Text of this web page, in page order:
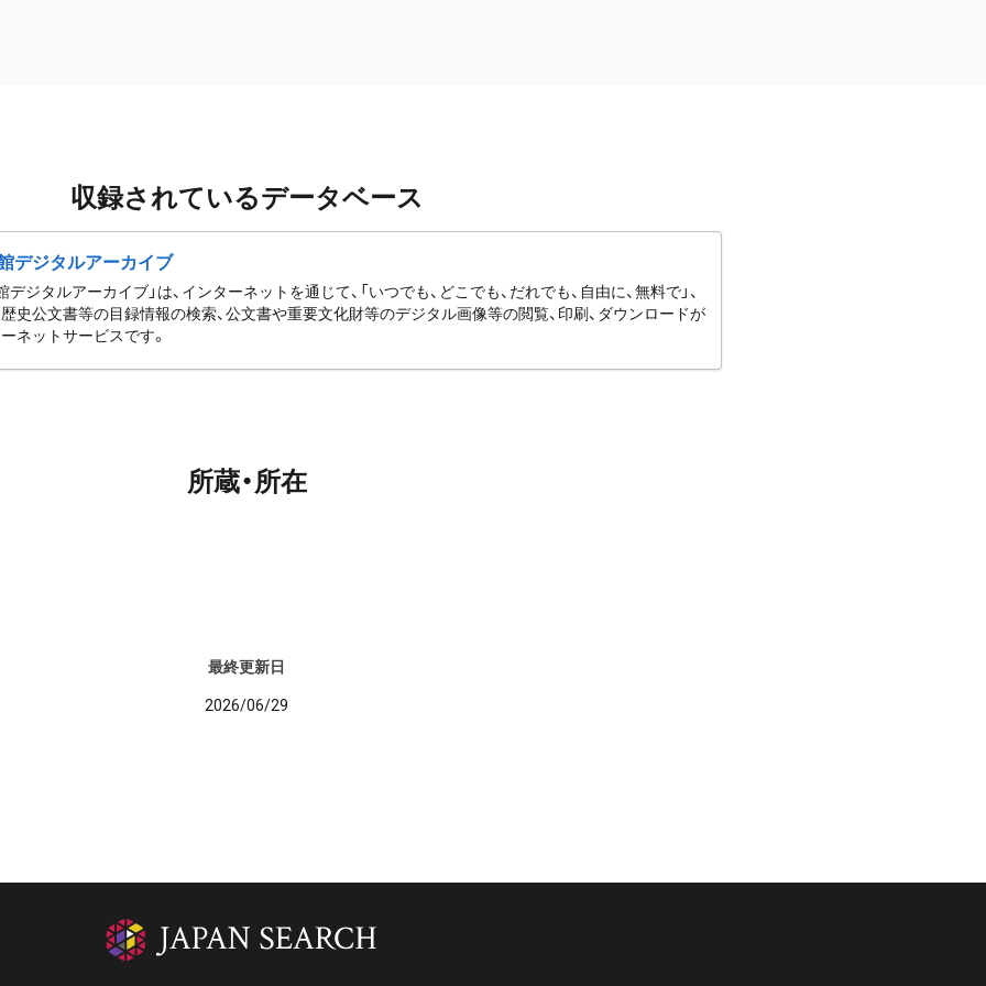
収録されているデータベース
デジタルアーカイブ
デジタルアーカイブ」は、インターネットを通じて、「いつでも、どこでも、だれでも、自由に、無料で」、
史公文書等の目録情報の検索、公文書や重要文化財等のデジタル画像等の閲覧、印刷、ダウンロードが
ネットサービスです。
所蔵・所在
最終更新日
2026/06/29